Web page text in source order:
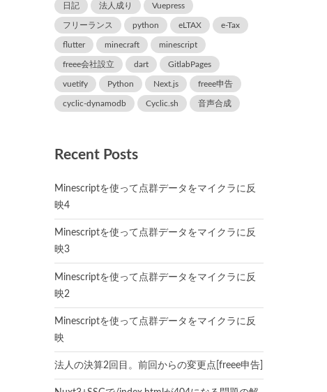
日記 法人成り Vuepress
フリーランス python eLTAX e-Tax
flutter minecraft minescript
freee会社設立 dart GitlabPages
vuetify Python Next.js freee申告
cyclic-dynamodb Cyclic.sh 音声合成
Recent Posts
Minescriptを使って点群データをマイクラに反
映4
Minescriptを使って点群データをマイクラに反
映3
Minescriptを使って点群データをマイクラに反
映2
Minescriptを使って点群データをマイクラに反
映
法人の決算2回目。前回からの変更点[freee申告]